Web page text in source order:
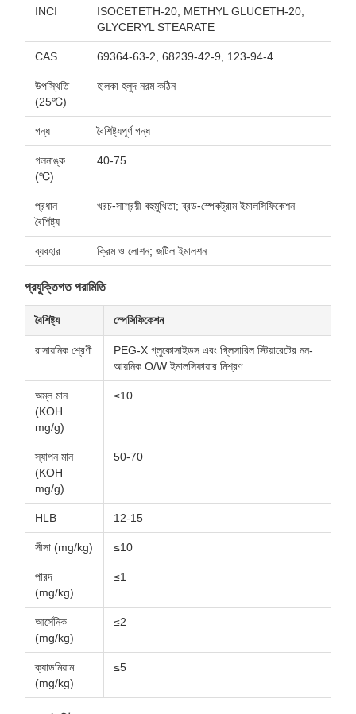
INCI
ISOCETETH-20, METHYL GLUCETH-20,
GLYCERYL STEARATE
CAS 69364-63-2, 68239-42-9, 123-94-4
উপস্থিতি
(25℃)
হালকা হলুদ নরম কঠিন
গন্ধ বৈশিষ্ট্যপূর্ণ গন্ধ
গলনাঙ্ক
(℃)
40-75
প্রধান
বৈশিষ্ট্য
খরচ-সাশ্রয়ী বহুমুখিতা; ব্রড-স্পেকট্রাম ইমালসিফিকেশন
ব্যবহার ক্রিম ও লোশন; জটিল ইমালশন
প্রযুক্তিগত পরামিতি
বৈশিষ্ট্য স্পেসিফিকেশন
রাসায়নিক শ্রেণী
PEG-X গ্লুকোসাইডস এবং গ্লিসারিল স্টিয়ারেটের নন-
আয়নিক O/W ইমালসিফায়ার মিশ্রণ
অম্ল মান
(KOH
mg/g)
≤10
স্যাপন মান
(KOH
mg/g)
50-70
HLB 12-15
সীসা (mg/kg) ≤10
পারদ
(mg/kg)
≤1
আর্সেনিক
(mg/kg)
≤2
ক্যাডমিয়াম
(mg/kg)
≤5